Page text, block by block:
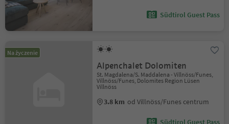
Südtirol Guest Pass
Na życzenie
Alpenchalet Dolomiten
St. Magdalena/S. Maddalena - Villnöss/Funes,
Villnöss/Funes, Dolomites Region Lüsen
Villnöss
3.8 km od Villnöss/Funes centrum
Südtirol Guest Pass